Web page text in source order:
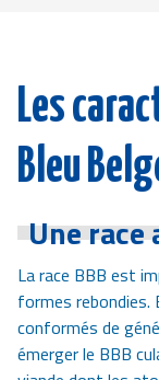
Les
Bleu
Une
La race BBB est
formes
conformés de
émerger le BBB